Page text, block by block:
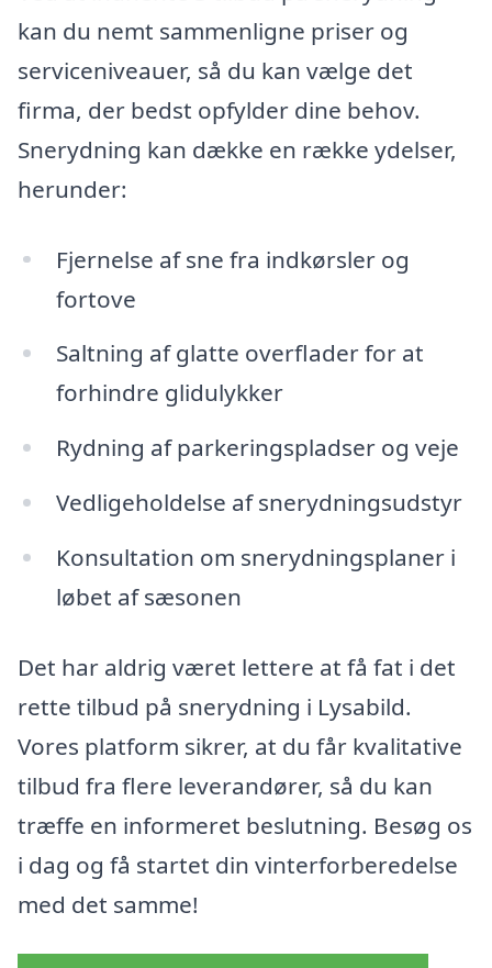
kan du nemt sammenligne priser og
serviceniveauer, så du kan vælge det
firma, der bedst opfylder dine behov.
Snerydning kan dække en række ydelser,
herunder:
Fjernelse af sne fra indkørsler og
fortove
Saltning af glatte overflader for at
forhindre glidulykker
Rydning af parkeringspladser og veje
Vedligeholdelse af snerydningsudstyr
Konsultation om snerydningsplaner i
løbet af sæsonen
Det har aldrig været lettere at få fat i det
rette tilbud på snerydning i Lysabild.
Vores platform sikrer, at du får kvalitative
tilbud fra flere leverandører, så du kan
træffe en informeret beslutning. Besøg os
i dag og få startet din vinterforberedelse
med det samme!